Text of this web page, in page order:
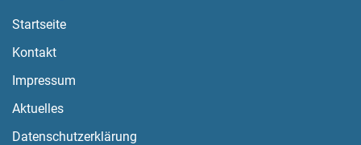
Startseite
Kontakt
Impressum
Aktuelles
Datenschutzerklärung